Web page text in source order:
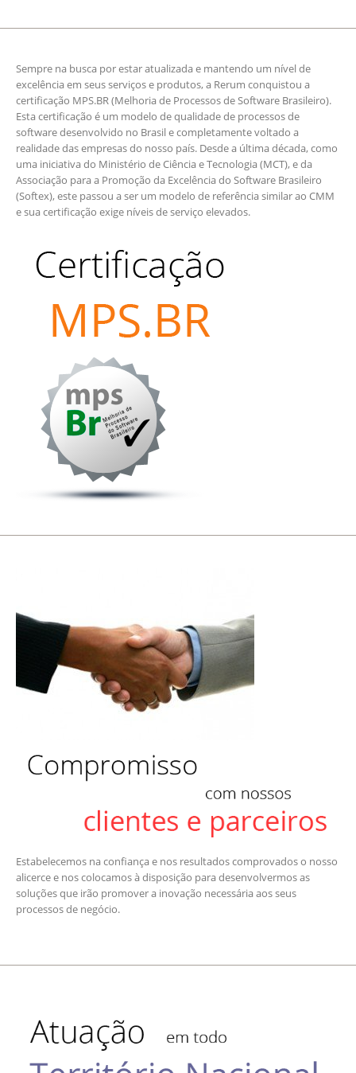
Sempre na busca por estar atualizada e mantendo um nível de
excelência em seus serviços e produtos, a Rerum conquistou a
certificação MPS.BR (Melhoria de Processos de Software Brasileiro).
Esta certificação é um modelo de qualidade de processos de
software desenvolvido no Brasil e completamente voltado a
realidade das empresas do nosso país. Desde a última década, como
uma iniciativa do Ministério de Ciência e Tecnologia (MCT), e da
Associação para a Promoção da Excelência do Software Brasileiro
(Softex), este passou a ser um modelo de referência similar ao CMM
e sua certificação exige níveis de serviço elevados.
Estabelecemos na confiança e nos resultados comprovados o nosso
alicerce e nos colocamos à disposição para desenvolvermos as
soluções que irão promover a inovação necessária aos seus
processos de negócio.